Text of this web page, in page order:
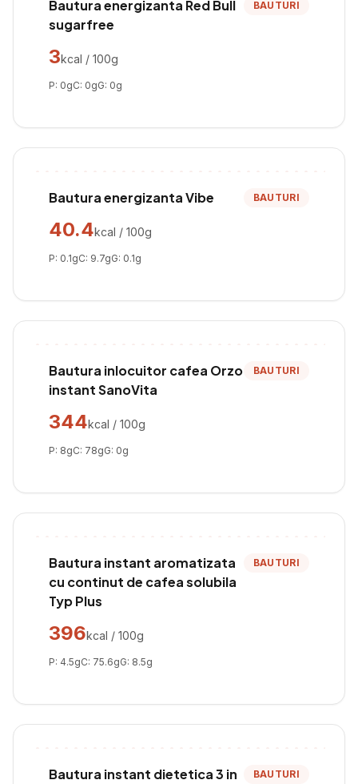
Bautura energizanta Red Bull
sugarfree
BAUTURI
3kcal / 100g
P: 0gC: 0gG: 0g
Bautura energizanta Vibe BAUTURI
40.4kcal / 100g
P: 0.1gC: 9.7gG: 0.1g
Bautura inlocuitor cafea Orzo
instant SanoVita
BAUTURI
344kcal / 100g
P: 8gC: 78gG: 0g
Bautura instant aromatizata
cu continut de cafea solubila
Typ Plus
BAUTURI
396kcal / 100g
P: 4.5gC: 75.6gG: 8.5g
Bautura instant dietetica 3 in
BAUTURI